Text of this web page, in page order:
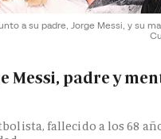
a su padre, Jorge Messi, y su
Messi, padre y
fallecido a los 68